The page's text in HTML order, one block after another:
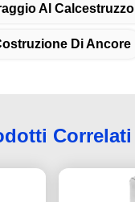
Al Calcestruzzo
Di Ancore
Correlati